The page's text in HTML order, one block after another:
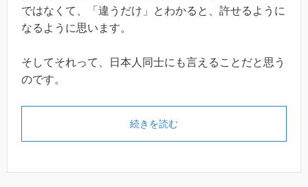
ではなくて、「違うだけ」とわかると、許せるように
なるように思います。
そしてそれって、日本人同士にも言えることだと思う
のです。
続きを読む